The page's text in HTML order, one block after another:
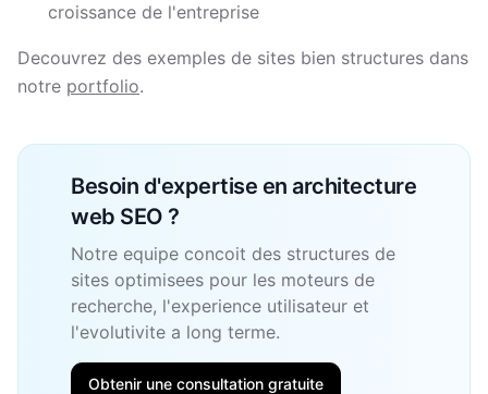
croissance de l'entreprise
Decouvrez des exemples de sites bien structures dans
notre portfolio.
Besoin d'expertise en architecture
web SEO ?
Notre equipe concoit des structures de
sites optimisees pour les moteurs de
recherche, l'experience utilisateur et
l'evolutivite a long terme.
Obtenir une consultation gratuite